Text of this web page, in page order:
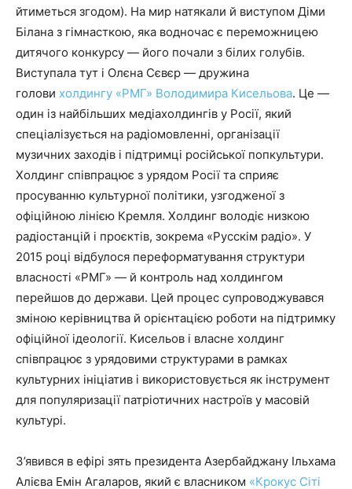
йтиметься згодом). На мир натякали й виступом Діми
Білана з гімнасткою, яка водночас є переможницею
дитячого конкурсу — його почали з білих голубів.
Виступала тут і Олєна Сєвєр — дружина
голови холдингу «РМГ» Володимира Кисельова. Це —
один із найбільших медіахолдингів у Росії, який
спеціалізується на радіомовленні, організації
музичних заходів і підтримці російської попкультури.
Холдинг співпрацює з урядом Росії та сприяє
просуванню культурної політики, узгодженої з
офіційною лінією Кремля. Холдинг володіє низкою
радіостанцій і проєктів, зокрема «Русскім радіо». У
2015 році відбулося переформатування структури
власності «РМГ» — й контроль над холдингом
перейшов до держави. Цей процес супроводжувався
зміною керівництва й орієнтацією роботи на підтримку
офіційної ідеології. Кисельов і власне холдинг
співпрацює з урядовими структурами в рамках
культурних ініціатив і використовується як інструмент
для популяризації патріотичних настроїв у масовій
культурі.
З’явився в ефірі зять президента Азербайджану Ільхама
Алієва Емін Агаларов, який є власником «Крокус Сіті